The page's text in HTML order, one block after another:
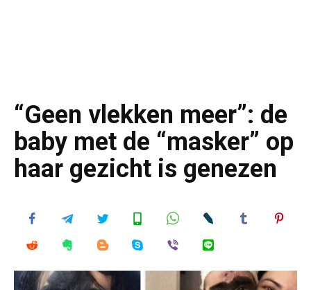
“Geen vlekken meer”: de
baby met de “masker” op
haar gezicht is genezen